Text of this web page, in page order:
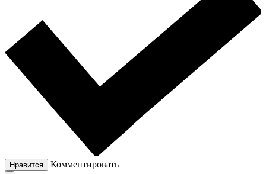
Нравится Комментировать